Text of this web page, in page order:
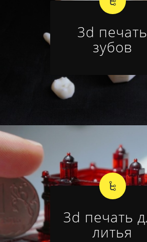
3d печать
зубов
3d печать
литья